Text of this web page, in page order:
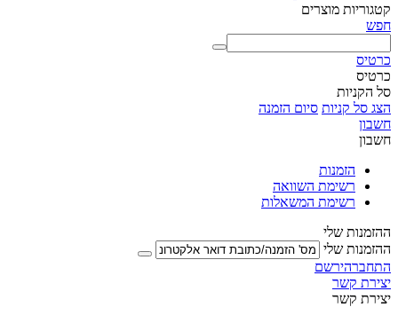
קטגוריות מוצרים
חפש
כרטיס
כרטיס
סל הקניות
הצג סל קניות סיום הזמנה
חשבון
חשבון
הזמנות
רשימת השוואה
רשימת המשאלות
ההזמנות שלי
ההזמנות שלי
התחברהירשם
יצירת קשר
יצירת קשר